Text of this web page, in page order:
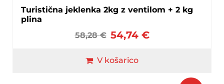
Turistična jeklenka 2kg z ventilom + 2 kg
plina
58,28€ 54,74€
V košarico